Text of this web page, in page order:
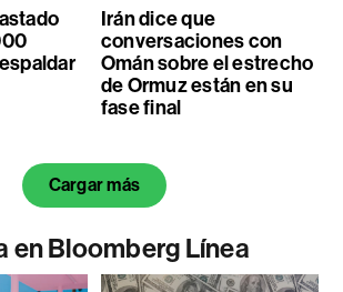
Irán dice que
conversaciones con
Omán sobre el estrecho
de Ormuz están en su
fase final
Cargar más
en Bloomberg Línea